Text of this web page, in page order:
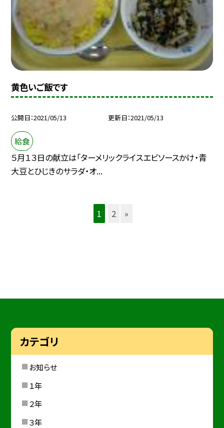
黄色いご飯です
公開日 2021/05/13 更新日 2021/05/13
給食
５月１３日の献立は「ターメリックライスエビソースかけ・青
大豆とひじきのサラダ・オ...
1 2 »
カテゴリ
お知らせ
１年
２年
３年